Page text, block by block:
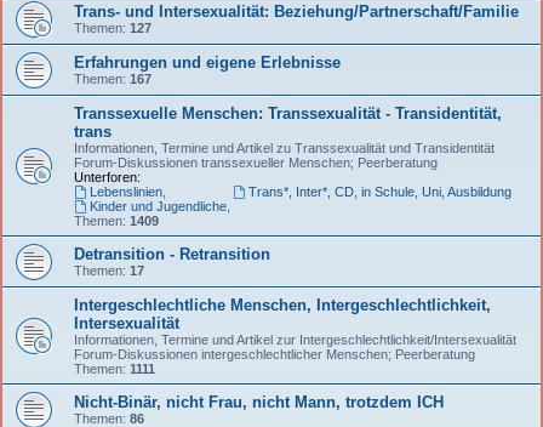
Trans- und Intersexualität: Beziehung/Partnerschaft/Familie
Themen: 127
Erfahrungen und eigene Erlebnisse
Themen: 167
Transsexuelle Menschen: Transsexualität - Transidentität,
trans
Informationen, Termine und Artikel zu Transsexualität und Transidentität
Forum-Diskussionen transsexueller Menschen; Peerberatung
Unterforen:
Lebenslinien,
Kinder und Jugendliche,
Trans*, Inter*, CD, in Schule, Uni, Ausbildung
Themen: 1409
Detransition - Retransition
Themen: 17
Intergeschlechtliche Menschen, Intergeschlechtlichkeit,
Intersexualität
Informationen, Termine und Artikel zur Intergeschlechtlichkeit/Intersexualität
Forum-Diskussionen intergeschlechtlicher Menschen; Peerberatung
Themen: 1111
Nicht-Binär, nicht Frau, nicht Mann, trotzdem ICH
Themen: 86